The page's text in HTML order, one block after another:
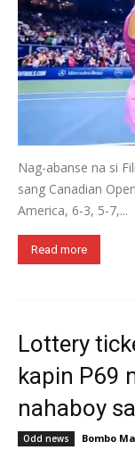
Nag-abanse na si
sang Canadian
America, 6-3, 5-7,...
Read more
Lottery
kapin P69
nahaboy
Odd news Bombo